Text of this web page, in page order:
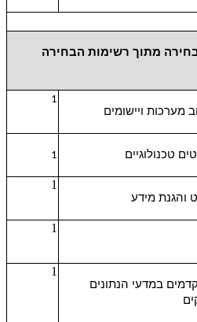
(4 י"ס לבחירה מתוך רשימות הבחירה
מערכות ויישומים
1
טכנולוגיים 1
והגנת מידע
1
1
במדעי הנתונים
1